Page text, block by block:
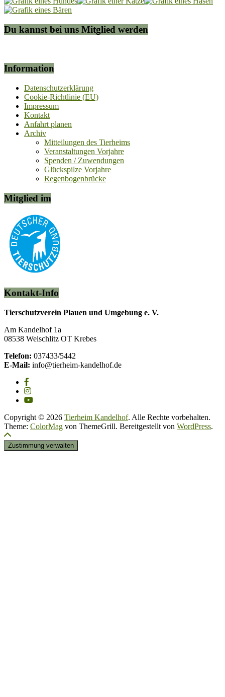
Du kannst bei uns Mitglied werden
Information
Datenschutzerklärung
Cookie-Richtlinie (EU)
Impressum
Kontakt
Anfahrt planen
Archiv
Mitteilungen des Tierheims
Veranstaltungen Vorjahre
Spenden / Zuwendungen
Glückspilze Vorjahre
Regenbogenbrücke
Mitglied im
Kontakt-Info
Tierschutzverein Plauen und Umgebung e. V.
Am Kandelhof 1a
08538 Weischlitz OT Krebes
Telefon: 037433/5442
E-Mail: info@tierheim-kandelhof.de
Copyright © 2026 Tierheim Kandelhof. Alle Rechte vorbehalten.
Theme: ColorMag von ThemeGrill. Bereitgestellt von WordPress.
Zustimmung verwalten